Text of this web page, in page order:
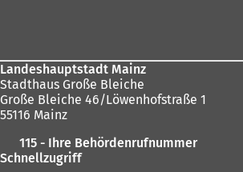
Landeshauptstadt Mainz
Stadthaus Große Bleiche
Große Bleiche 46/Löwenhofstraße 1
55116 Mainz
115 - Ihre Behördenrufnummer
Schnellzugriff